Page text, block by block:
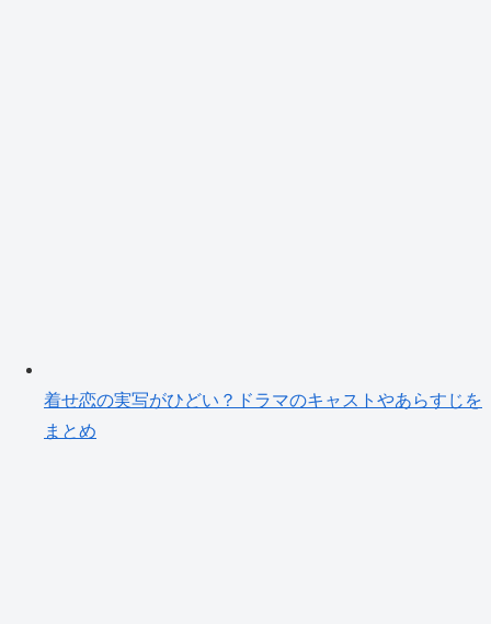
着せ恋の実写がひどい？ドラマのキャストやあらすじを
まとめ